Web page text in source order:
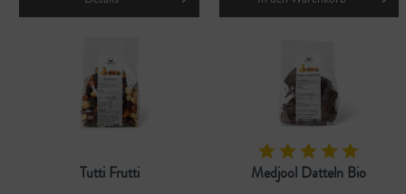
Tutti Frutti Medjool Datteln Bio